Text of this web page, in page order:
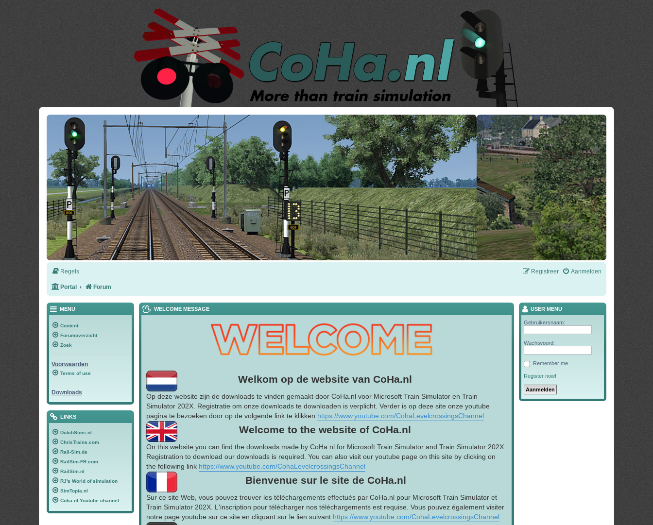
Regels Aanmelden
Registreer
Portal Forum
WELCOME MESSAGE
Welkom op de website van CoHa.nl
Op deze website zijn de downloads te vinden gemaakt door CoHa.nl voor Microsoft Train Simulator en Train
Simulator 202X. Registratie om onze downloads te downloaden is verplicht. Verder is op deze site onze youtube
pagina te bezoeken door op de volgende link te klikken https://www.youtube.com/CohaLevelcrossingsChannel
Welcome to the website of CoHa.nl
On this website you can find the downloads made by CoHa.nl for Microsoft Train Simulator and Train Simulator 202X.
Registration to download our downloads is required. You can also visit our youtube page on this site by clicking on
the following link https://www.youtube.com/CohaLevelcrossingsChannel
Bienvenue sur le site de CoHa.nl
Sur ce site Web, vous pouvez trouver les téléchargements effectués par CoHa.nl pour Microsoft Train Simulator et
Train Simulator 202X. L'inscription pour télécharger nos téléchargements est requise. Vous pouvez également visiter
notre page youtube sur ce site en cliquant sur le lien suivant https://www.youtube.com/CohaLevelcrossingsChannel
MENU
Content
Forumoverzicht
Zoek
Voorwaarden
Terms of use
Downloads
LINKS
DutchSims.nl
ChrisTrains.com
Rail-Sim.de
RailSim-FR.com
RailSim.nl
RJ's World of simulation
SimTopia.nl
Coha.nl Youtube channel
USER MENU
Gebruikersnaam:
Wachtwoord:
Remember me
Register now!